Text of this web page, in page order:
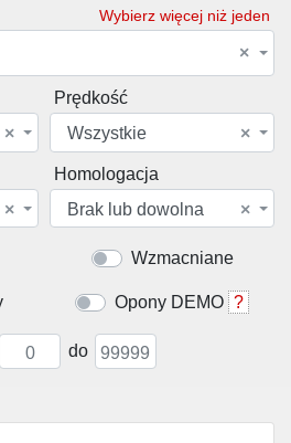
Wybierz więcej niż jeden
×
×
Prędkość
×
Wszystkie
×
Homologacja
×
Brak lub dowolna
Wzmacniane
Opony DEMO ?
do